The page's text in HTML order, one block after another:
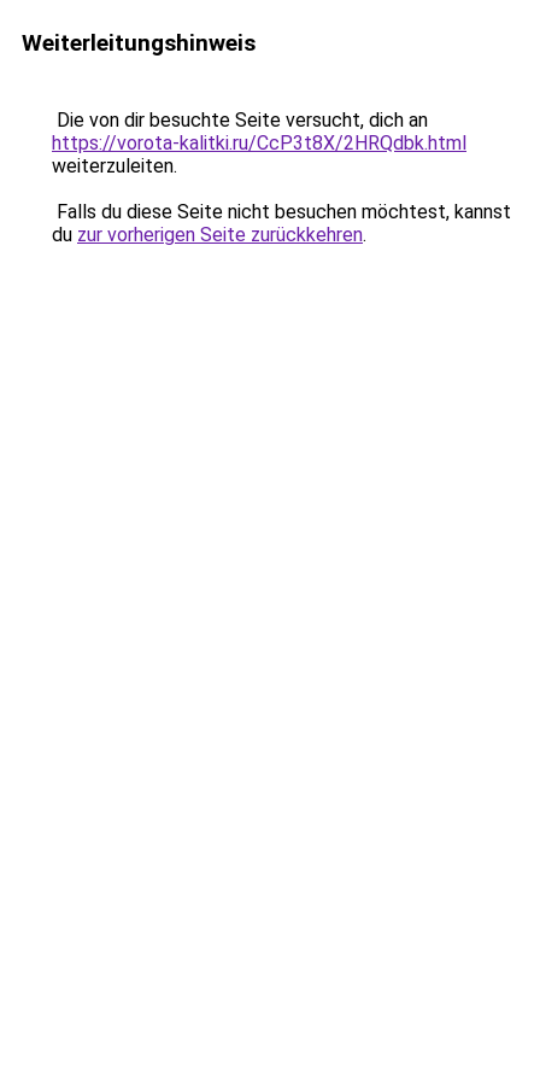
Weiterleitungshinweis
Die von dir besuchte Seite versucht, dich an
https://vorota-kalitki.ru/CcP3t8X/2HRQdbk.html
weiterzuleiten.
Falls du diese Seite nicht besuchen möchtest, kannst
du zur vorherigen Seite zurückkehren.